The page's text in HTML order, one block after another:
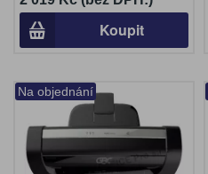
Koupit
Na objednání